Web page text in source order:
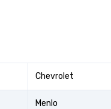
Chevrolet
Menlo